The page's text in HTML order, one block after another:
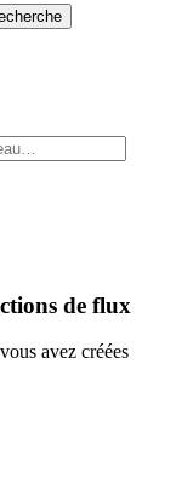
de flux
avez créées